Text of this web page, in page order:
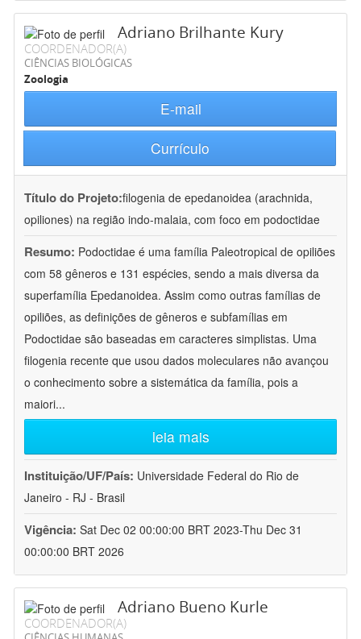
Adriano Brilhante Kury
COORDENADOR(A)
CIÊNCIAS BIOLÓGICAS
Zoologia
E-mail
Currículo
Título do Projeto:filogenia de epedanoidea (arachnida,
opiliones) na região indo-malaia, com foco em podoctidae
Resumo: Podoctidae é uma família Paleotropical de opiliões
com 58 gêneros e 131 espécies, sendo a mais diversa da
superfamília Epedanoidea. Assim como outras famílias de
opiliões, as definições de gêneros e subfamílias em
Podoctidae são baseadas em caracteres simplistas. Uma
filogenia recente que usou dados moleculares não avançou
o conhecimento sobre a sistemática da família, pois a
maiori...
leia mais
Instituição/UF/País: Universidade Federal do Rio de
Janeiro - RJ - Brasil
Vigência: Sat Dec 02 00:00:00 BRT 2023-Thu Dec 31
00:00:00 BRT 2026
Adriano Bueno Kurle
COORDENADOR(A)